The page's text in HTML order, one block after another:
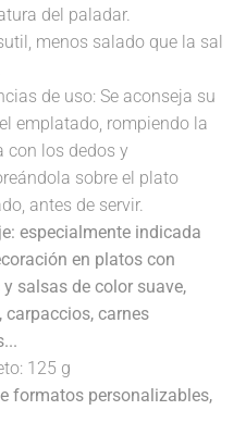
del paladar.
menos salado que la sal
de uso: Se aconseja su
emplatado, rompiendo la
con los dedos y
sobre el plato
antes de servir.
especialmente indicada
en platos con
salsas de color suave,
carpaccios, carnes
125 g
formatos personalizables,